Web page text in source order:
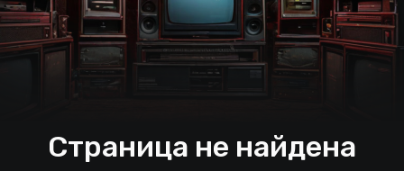
Страница не найдена